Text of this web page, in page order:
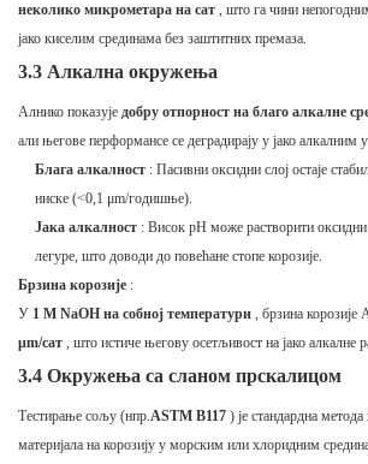
неколико микрометара на сат , што га чини
јако киселим срединама без заштитних премаза.
3.3 Алкална окружења
Алнико показује добру отпорност на благо алкалне
али његове перформансе се деградирају у јако алкалним
Блага алкалност : Пасивни оксидни слој остаје
ниске (<0,1 μm/годишње).
Јака алкалност : Висок pH може растворити оксидни
легуре, што доводи до повећане стопе корозије.
Брзина корозије :
У 1 М NaOH на собној температури , брзина
μm/сат , што истиче његову осетљивост на јако алкалне
3.4 Окружења са сланом прскалицом
Тестирање сољу (нпр.ASTM B117 ) је стандардна
материјала на корозију у морским или хлоридним